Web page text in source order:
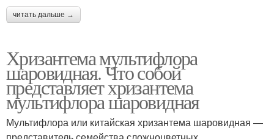
читать дальше →
Хризантема мультифлора
шаровидная. Что собой
представляет хризантема
мультифлора шаровидная
Мультифлора или китайская хризантема шаровидная ―